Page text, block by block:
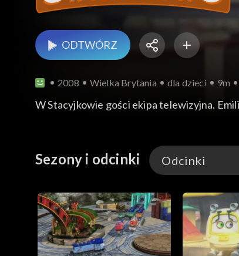
ODTWÓRZ
2008 Wielka Brytania dla dzieci 9m
W Stacyjkowie gości ekipa telewizyjna.
Sezony i odcinki Odcinki
Odcinki